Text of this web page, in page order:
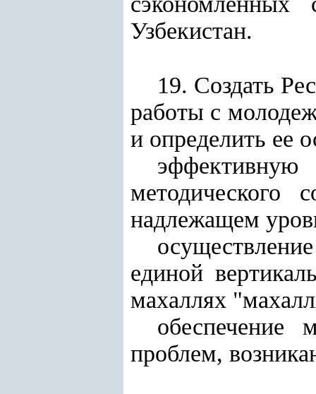
Узбекистан.
19. Создать
работы с
и определить ее
эффективную
методического
надлежащем
единой
махаллях
обеспечение
проблем,